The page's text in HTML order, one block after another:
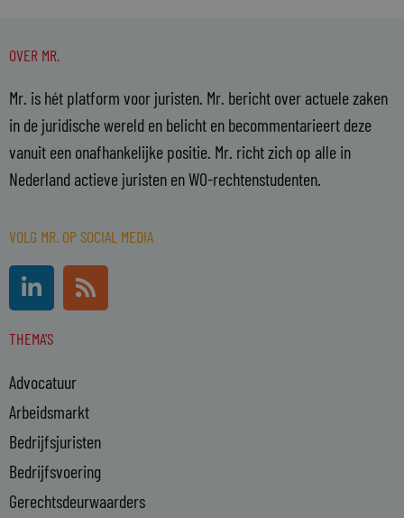
OVER MR.
Mr. is hét platform voor juristen. Mr. bericht over actuele zaken
in de juridische wereld en belicht en becommentarieert deze
vanuit een onafhankelijke positie. Mr. richt zich op alle in
Nederland actieve juristen en WO-rechtenstudenten.
VOLG MR. OP SOCIAL MEDIA
L
i
n
k
d
i
n
-
i
n
R
s
s
THEMA'S
Advocatuur
Arbeidsmarkt
Bedrijfsjuristen
Bedrijfsvoering
Gerechtsdeurwaarders